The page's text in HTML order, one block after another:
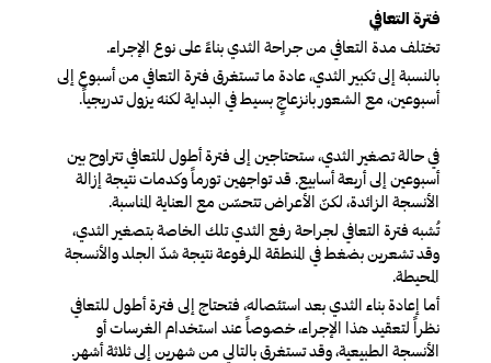
فترة التعافي
تختلف مدة التعافي من جراحة الثدي بناءً على نوع الإجراء.
بالنسبة إلى تكبير الثدي، عادة ما تستغرق فترة التعافي من أسبوع إلى
أسبوعين، مع الشعور بانزعاجٍ بسيط في البداية لكنه يزول تدريجياً.
في حالة تصغير الثدي، ستحتاجين إلى فترة أطول للتعافي تتراوح بين
أسبوعين إلى أربعة أسابيع. قد تواجهين تورماً وكدمات نتيجة إزالة
الأنسجة الزائدة، لكنّ الأعراض تتحسّن مع العناية المناسبة.
تُشبه فترة التعافي لجراحة رفع الثدي تلك الخاصة بتصغير الثدي،
وقد تشعرين بضغط في المنطقة المرفوعة نتيجة شدّ الجلد والأنسجة
المحيطة.
أما إعادة بناء الثدي بعد استئصاله، فتحتاج إلى فترة أطول للتعافي
نظراً لتعقيد هذا الإجراء، خصوصاً عند استخدام الغرسات أو
الأنسجة الطبيعية، وقد تستغرق بالتالي من شهرين إلى ثلاثة أشهر.